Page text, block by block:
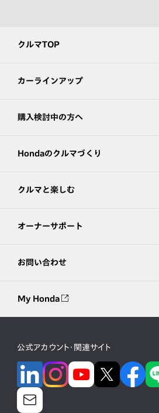
クルマTOP
カーラインアップ
購入検討中の方へ
Hondaのクルマづくり
クルマと楽しむ
オーナーサポート
お問い合わせ
My Honda
公式アカウント・関連サイト